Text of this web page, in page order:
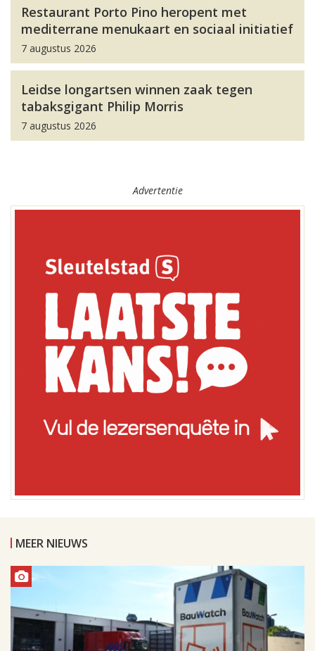
Restaurant Porto Pino heropent met
mediterrane menukaart en sociaal initiatief
7 augustus 2026
Leidse longartsen winnen zaak tegen
tabaksgigant Philip Morris
7 augustus 2026
Advertentie
MEER NIEUWS